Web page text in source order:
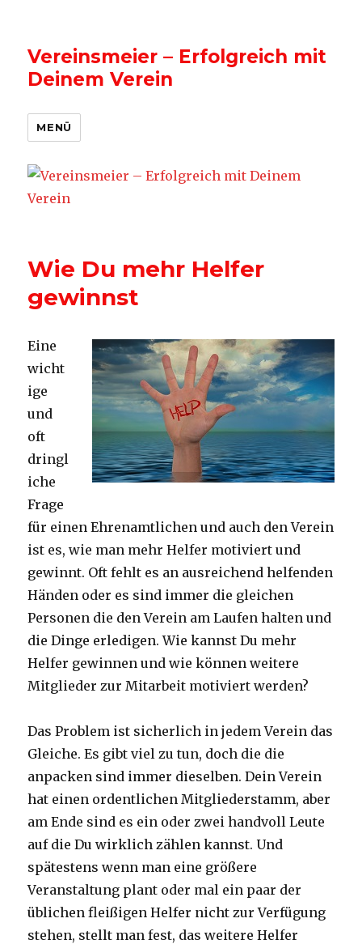
Vereinsmeier – Erfolgreich mit
Deinem Verein
MENÜ
Wie Du mehr Helfer
gewinnst
Eine
wicht
ige
und
oft
dringl
iche
Frage
für einen Ehrenamtlichen und auch den Verein
ist es, wie man mehr Helfer motiviert und
gewinnt. Oft fehlt es an ausreichend helfenden
Händen oder es sind immer die gleichen
Personen die den Verein am Laufen halten und
die Dinge erledigen. Wie kannst Du mehr
Helfer gewinnen und wie können weitere
Mitglieder zur Mitarbeit motiviert werden?
Das Problem ist sicherlich in jedem Verein das
Gleiche. Es gibt viel zu tun, doch die die
anpacken sind immer dieselben. Dein Verein
hat einen ordentlichen Mitgliederstamm, aber
am Ende sind es ein oder zwei handvoll Leute
auf die Du wirklich zählen kannst. Und
spätestens wenn man eine größere
Veranstaltung plant oder mal ein paar der
üblichen fleißigen Helfer nicht zur Verfügung
stehen, stellt man fest, das weitere Helfer